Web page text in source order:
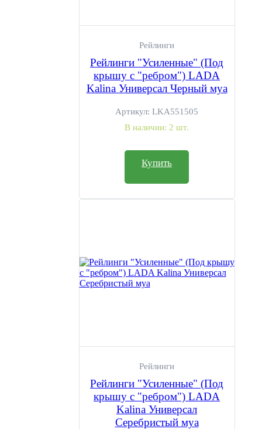
Рейлинги
Рейлинги "Усиленные" (Под
крышу с "ребром") LADA
Kalina Универсал Черный муа
Артикул: LKA551505
В наличии: 2 шт.
Купить
Рейлинги
Рейлинги "Усиленные" (Под
крышу с "ребром") LADA
Kalina Универсал
Серебристый муа